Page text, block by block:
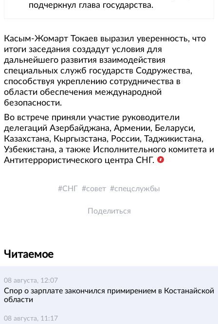
подчеркнул глава государства.
Касым-Жомарт Токаев выразил уверенность, что
итоги заседания создадут условия для
дальнейшего развития взаимодействия
специальных служб государств Содружества,
способствуя укреплению сотрудничества в
области обеспечения международной
безопасности.
Во встрече приняли участие руководители
делегаций Азербайджана, Армении, Беларуси,
Казахстана, Кыргызстана, России, Таджикистана,
Узбекистана, а также Исполнительного комитета и
Антитеррористического центра СНГ.
СНГ совет спецслужбы
Поделиться
Читаемое
08 августа, 12:07
Спор о зарплате закончился примирением в Костанайской
области
08 августа, 11:17